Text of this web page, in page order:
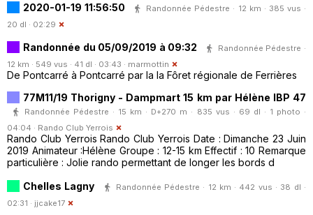
2020-01-19 11:56:50
Randonnée Pédestre · 12 km · 385 vus ·
20 dl · 02:29
Randonnée du 05/09/2019 à 09:32
Randonnée Pédestre ·
12 km · 549 vus · 41 dl · 03:43 · marmottin
De Pontcarré à Pontcarré par la la Fôret régionale de Ferrières
77M11/19 Thorigny - Dampmart 15 km par Hélène IBP 47
Randonnée Pédestre · 15 km · D+270 m · 835 vus · 69 dl · 1 photo ·
04:04 · Rando Club Yerrois
Rando Club Yerrois Rando Club Yerrois Date : Dimanche 23 Juin
2019 Animateur :Hélène Groupe : 12-15 km Effectif : 10 Remarque
particulière : Jolie rando permettant de longer les bords d
Chelles Lagny
Randonnée Pédestre · 12 km · 442 vus · 38 dl ·
02:31 · jjcake17